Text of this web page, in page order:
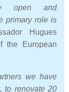
open and
primary role is
Hugues
the European
we have
to renovate 20